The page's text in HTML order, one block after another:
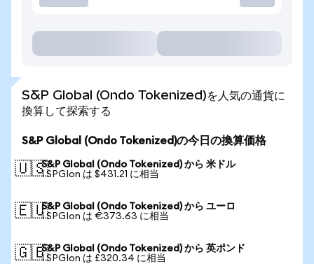
S&P Global (Ondo Tokenized)を人気の通貨に
換算して探索する
S&P Global (Ondo Tokenized)の今日の換算価格
🇺🇸S&P Global (Ondo Tokenized) から 米ドル
1 SPGIon は $431.21 に相当
🇪🇺S&P Global (Ondo Tokenized) から ユーロ
1 SPGIon は €373.63 に相当
🇬🇧S&P Global (Ondo Tokenized) から 英ポンド
1 SPGIon は £320.34 に相当